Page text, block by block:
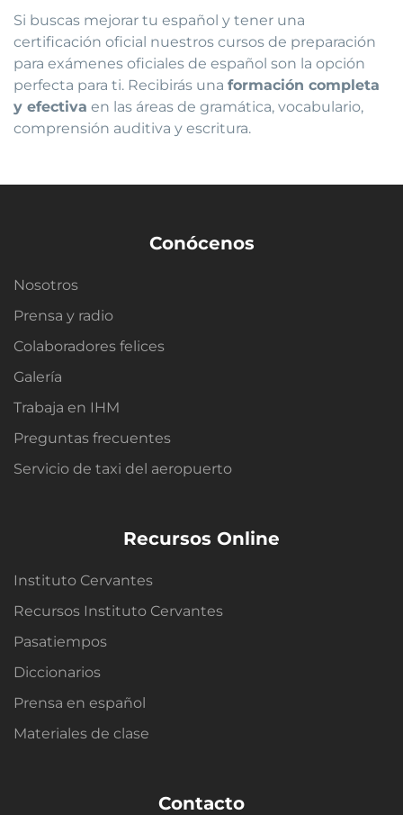
Si buscas mejorar tu español y tener una
certificación oficial nuestros cursos de preparación
para exámenes oficiales de español son la opción
perfecta para ti. Recibirás una formación completa
y efectiva en las áreas de gramática, vocabulario,
comprensión auditiva y escritura.
Conócenos
Nosotros
Prensa y radio
Colaboradores felices
Galería
Trabaja en IHM
Preguntas frecuentes
Servicio de taxi del aeropuerto
Recursos Online
Instituto Cervantes
Recursos Instituto Cervantes
Pasatiempos
Diccionarios
Prensa en español
Materiales de clase
Contacto